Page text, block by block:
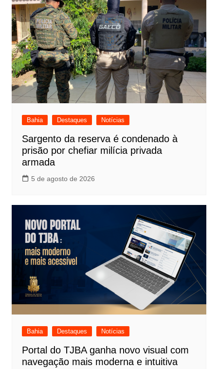
Bahia Destaques Notícias
Sargento da reserva é condenado à
prisão por chefiar milícia privada
armada
5 de agosto de 2026
Bahia Destaques Notícias
Portal do TJBA ganha novo visual com
navegação mais moderna e intuitiva